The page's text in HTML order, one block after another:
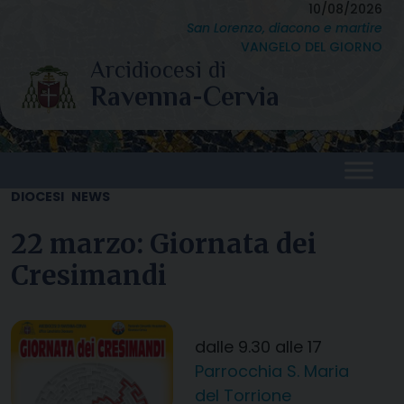
content
10/08/2026
San Lorenzo, diacono e martire
VANGELO DEL GIORNO
DIOCESI NEWS
22 marzo: Giornata dei
Cresimandi
dalle 9.30 alle 17
Parrocchia S. Maria
del Torrione